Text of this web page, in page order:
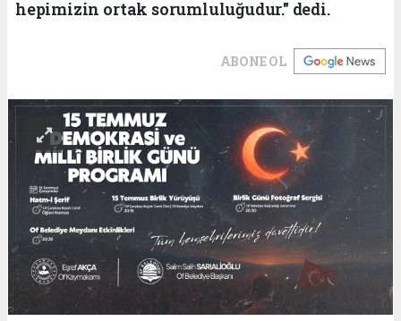
hepimizin ortak sorumluluğudur." dedi.
ABONE OL